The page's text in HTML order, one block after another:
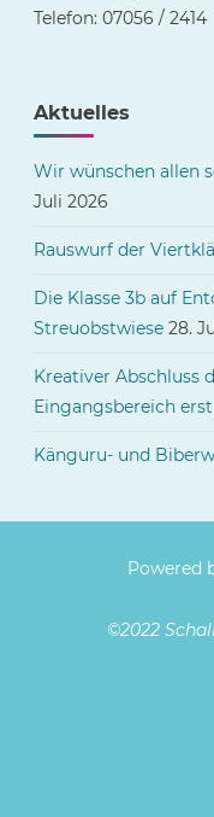
Telefon: 07056 / 2414
Aktuelles
Wir wünschen allen
Juli 2026
Rauswurf der
Die Klasse 3b auf
Streuobstwiese 28.
Kreativer Abschluss
Eingangsbereich
Känguru- und
Powered
©2022